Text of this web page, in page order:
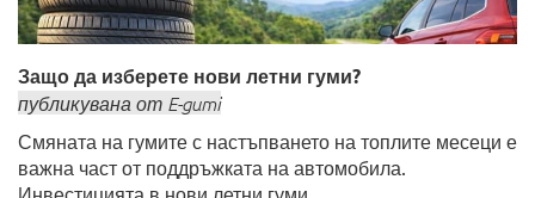
Защо да изберете нови летни гуми?
публикувана от E-gumi
Смяната на гумите с настъпването на топлите месеци е
важна част от поддръжката на автомобила.